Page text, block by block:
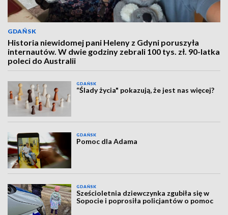
GDAŃSK
Historia niewidomej pani Heleny z Gdyni poruszyła
internautów. W dwie godziny zebrali 100 tys. zł. 90-latka
poleci do Australii
GDAŃSK
“Ślady życia" pokazują, że jest nas więcej?
GDAŃSK
Pomoc dla Adama
GDAŃSK
Sześcioletnia dziewczynka zgubiła się w
Sopocie i poprosiła policjantów o pomoc